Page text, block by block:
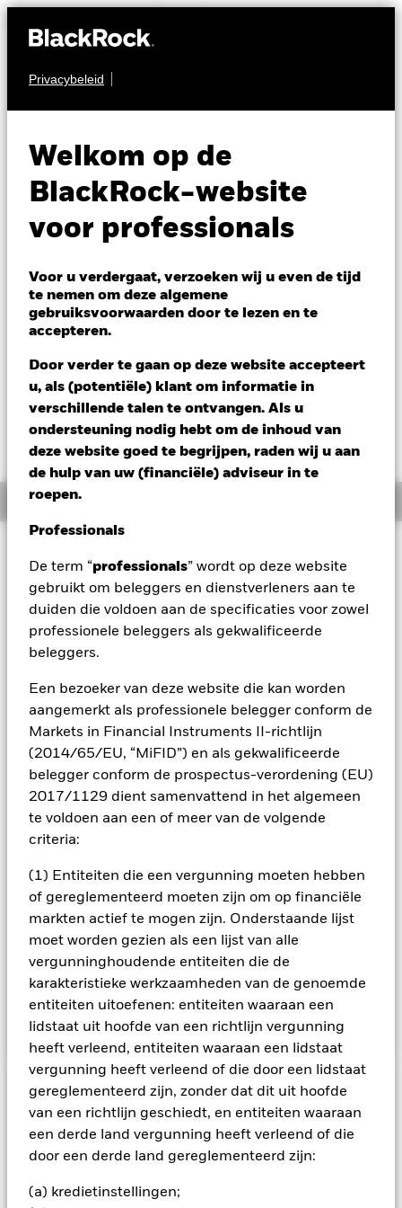
Privacybeleid
Welkom op de
BlackRock-website
voor professionals
Voor u verdergaat, verzoeken wij u even de tijd
te nemen om deze algemene
gebruiksvoorwaarden door te lezen en te
accepteren.
Door verder te gaan op deze website accepteert
u, als (potentiële) klant om informatie in
verschillende talen te ontvangen. Als u
ondersteuning nodig hebt om de inhoud van
deze website goed te begrijpen, raden wij u aan
de hulp van uw (financiële) adviseur in te
roepen.
Professionals
De term “professionals” wordt op deze website
gebruikt om beleggers en dienstverleners aan te
duiden die voldoen aan de specificaties voor zowel
professionele beleggers als gekwalificeerde
beleggers.
Een bezoeker van deze website die kan worden
aangemerkt als professionele belegger conform de
Markets in Financial Instruments II-richtlijn
(2014/65/EU, “MiFID”) en als gekwalificeerde
belegger conform de prospectus-verordening (EU)
2017/1129 dient samenvattend in het algemeen
te voldoen aan een of meer van de volgende
criteria:
(1) Entiteiten die een vergunning moeten hebben
of gereglementeerd moeten zijn om op financiële
markten actief te mogen zijn. Onderstaande lijst
moet worden gezien als een lijst van alle
vergunninghoudende entiteiten die de
karakteristieke werkzaamheden van de genoemde
entiteiten uitoefenen: entiteiten waaraan een
lidstaat uit hoofde van een richtlijn vergunning
heeft verleend, entiteiten waaraan een lidstaat
vergunning heeft verleend of die door een lidstaat
gereglementeerd zijn, zonder dat dit uit hoofde
van een richtlijn geschiedt, en entiteiten waaraan
een derde land vergunning heeft verleend of die
door een derde land gereglementeerd zijn:
(a) kredietinstellingen;
AANDELEN
Companies Absolute
Return Fund
GBP 157,79
Variatie 52wk: 150,93 - 168,18
Verandering NAV 1 dag per 06/aug/2026
GBP -0,41 (-0,26%)
Overzicht
Het Fonds streeft ernaar positieve absolute rendementen te
behalen via een combinatie van kapitaalgroei en
opbrengsten, onafhankelijk van de marktontwikkelingen. Het
Fonds streeft naar een blootstelling van ten minste 60% aan
aandeleneffecten (bv. aandelen) en aandelengerelateerde
gevestigd zijn, of er hun belangrijkste activiteiten uitoefenen,
ondernemingen met een kleine, middelgrote of grote
kapitalisatie die als 'opkomend' worden aangemerkt. Dat
betekent dat zij zich in een vroege fase van hun levenscyclus
bevinden en/of dat ze naar verwachting een forse groei
zullen kennen. Bij de selectie van de beleggingen van het
analyse hanteren die is gericht op een waardering van de
winstcapaciteit van ondernemingen en de opsporing van
Fonds belegt ten minste 70% van zijn activa in
aandeleneffecten en andere aandelengerelateerde effecten
waaronder afgeleide financiële instrumenten (FDI's) (d.w.z.
beleggingen waarvan de prijzen zijn gebaseerd op een of
beleggen in vastrentende (VR-)effecten,
geldmarktinstrumenten (GMI's) (d.w.z. schuldeffecten met
korte looptijden), deposito's en cash.
BELANGRIJKE GEGEVENS: Kapitaalrisico.De waarde en
het rendement van beleggingen kunnen dalen en stijgen, en
zijn niet gegarandeerd. Beleggers verliezen mogelijk hun
oorspronkelijke inleg.
volumes verhandeld en vertonen grotere